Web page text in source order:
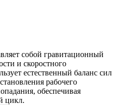
собой гравитационный
и скоростного
естественный баланс сил
рабочего
обеспечивая
цикл.